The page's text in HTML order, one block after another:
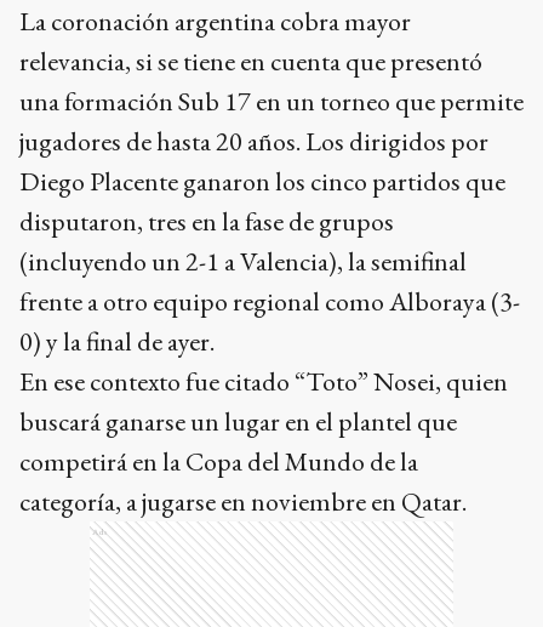
La coronación argentina cobra mayor
relevancia, si se tiene en cuenta que presentó
una formación Sub 17 en un torneo que permite
jugadores de hasta 20 años. Los dirigidos por
Diego Placente ganaron los cinco partidos que
disputaron, tres en la fase de grupos
(incluyendo un 2-1 a Valencia), la semifinal
frente a otro equipo regional como Alboraya (3-
0) y la final de ayer.
En ese contexto fue citado “Toto” Nosei, quien
buscará ganarse un lugar en el plantel que
competirá en la Copa del Mundo de la
categoría, a jugarse en noviembre en Qatar.
Ads